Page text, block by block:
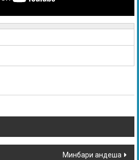
Минбари андеша